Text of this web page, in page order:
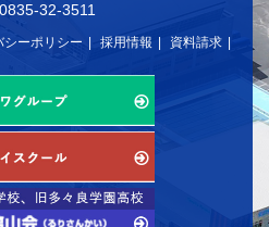
32-3511
シーポリシー 採用情報 資料請求